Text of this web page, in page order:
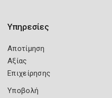
Υπηρεσίες
Αποτίμηση
Αξίας
Επιχείρησης
Υποβολή